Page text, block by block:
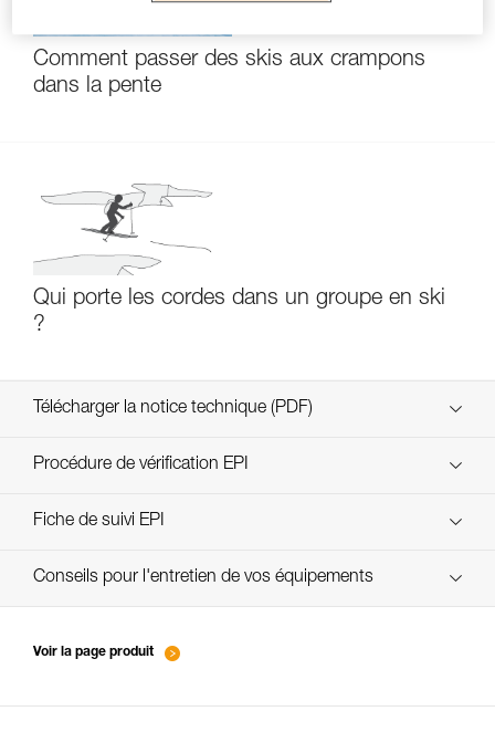
Comment passer des skis aux crampons
dans la pente
Qui porte les cordes dans un groupe en ski
?
Télécharger la notice technique (PDF)
Technical Notice
Procédure de vérification EPI
verif-EPI-harnais-SPORT-procedure-FR
Fiche de suivi EPI
verif-EPI-Harnais-SPORT-suivi-FR
Conseils pour l'entretien de vos équipements
Voir la page produit